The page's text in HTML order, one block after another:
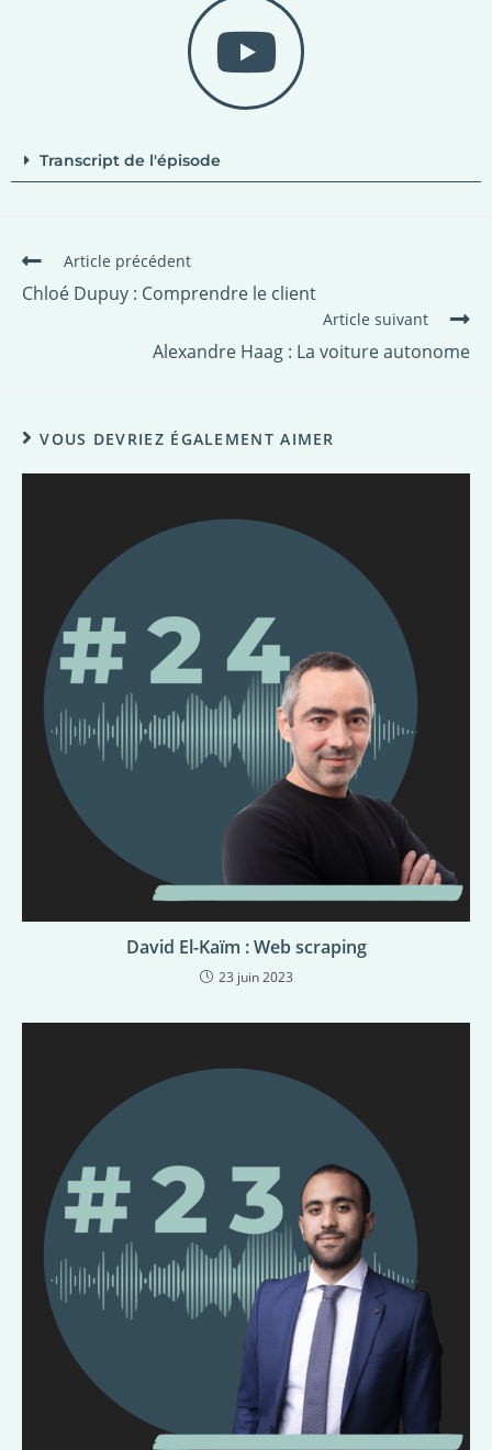
Transcript de l'épisode
Article précédent
Chloé Dupuy : Comprendre le client
Article suivant
Alexandre Haag : La voiture autonome
VOUS DEVRIEZ ÉGALEMENT AIMER
David El-Kaïm : Web scraping
23 juin 2023